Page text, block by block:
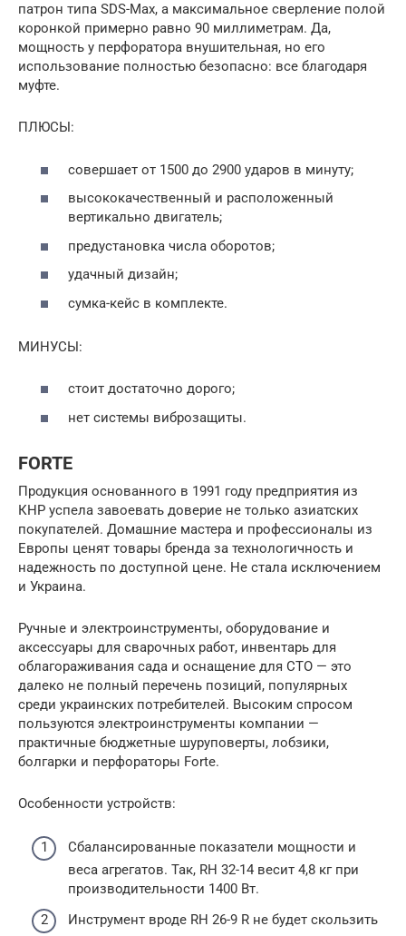
патрон типа SDS-Max, а максимальное сверление полой
коронкой примерно равно 90 миллиметрам. Да,
мощность у перфоратора внушительная, но его
использование полностью безопасно: все благодаря
муфте.
ПЛЮСЫ:
совершает от 1500 до 2900 ударов в минуту;
высококачественный и расположенный
вертикально двигатель;
предустановка числа оборотов;
удачный дизайн;
сумка-кейс в комплекте.
МИНУСЫ:
стоит достаточно дорого;
нет системы виброзащиты.
FORTE
Продукция основанного в 1991 году предприятия из
КНР успела завоевать доверие не только азиатских
покупателей. Домашние мастера и профессионалы из
Европы ценят товары бренда за технологичность и
надежность по доступной цене. Не стала исключением
и Украина.
Ручные и электроинструменты, оборудование и
аксессуары для сварочных работ, инвентарь для
облагораживания сада и оснащение для СТО — это
далеко не полный перечень позиций, популярных
среди украинских потребителей. Высоким спросом
пользуются электроинструменты компании —
практичные бюджетные шуруповерты, лобзики,
болгарки и перфораторы Forte.
Особенности устройств:
Сбалансированные показатели мощности и
веса агрегатов. Так, RH 32-14 весит 4,8 кг при
производительности 1400 Вт.
Инструмент вроде RH 26-9 R не будет скользить